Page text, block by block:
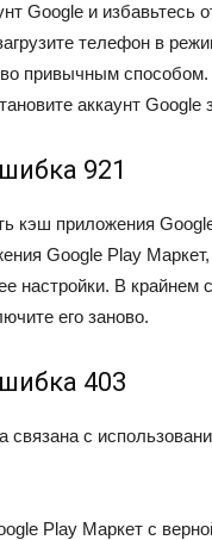
Google и
телефон в
привычным
аккаунт Google
921
кэш приложения
Google Play
настройки. В крайнем
его заново.
403
с
Play Маркет с